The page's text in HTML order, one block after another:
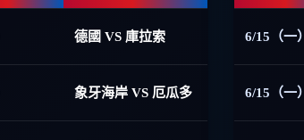
德國 VS 庫拉索
象牙海岸 VS 厄瓜多
6/15（一）
6/15（一）